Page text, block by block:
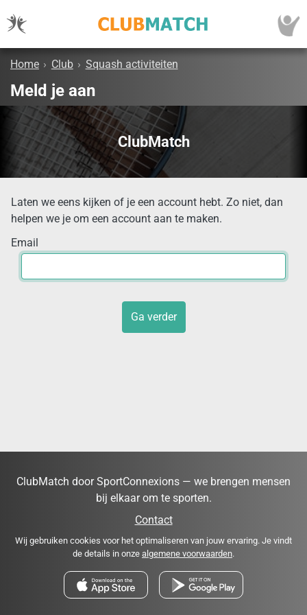
Home › Club › Squash activiteiten
Meld je aan
ClubMatch
Laten we eens kijken of je een account hebt. Zo niet, dan
helpen we je om een account aan te maken.
Email
Ga verder
ClubMatch door SportConnexions — we brengen mensen
bij elkaar om te sporten.
Contact
Wij gebruiken cookies voor het optimaliseren van jouw ervaring. Je vindt
de details in onze algemene voorwaarden.